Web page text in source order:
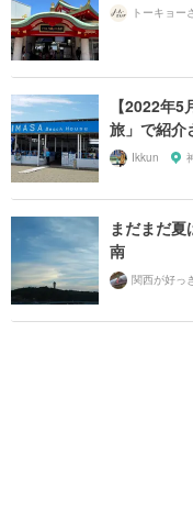
【2022年
旅」で紹介
Ikkun
まだまだ
南